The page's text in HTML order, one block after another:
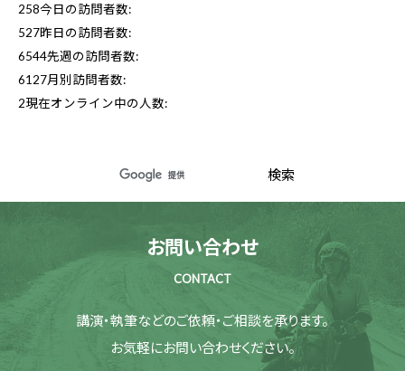
258今日の訪問者数:
527昨日の訪問者数:
6544先週の訪問者数:
6127月別訪問者数:
2現在オンライン中の人数:
お問い合わせ
CONTACT
講演・執筆などのご依頼・ご相談を承ります。
お気軽にお問い合わせください。